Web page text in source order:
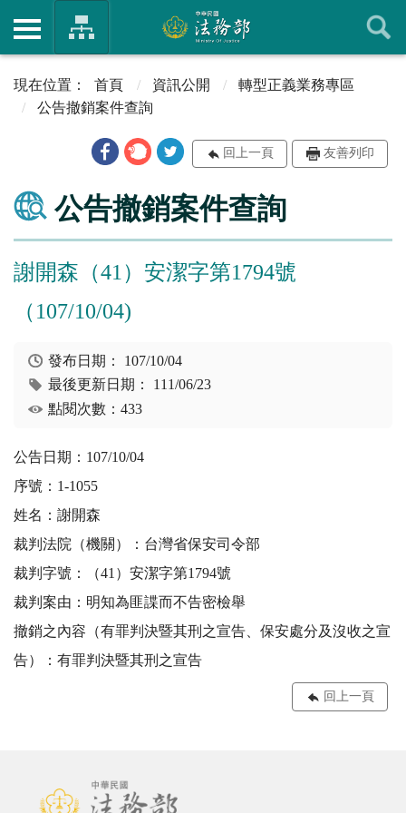
首頁 資訊公開
轉型正義業務專區
公告撤銷案件查詢
回上一頁 友善列印
公告撤銷案件查詢
謝開森（41）安潔字第1794號
（107/10/04)
發布日期： 107/10/04
最後更新日期： 111/06/23
點閱次數：433
公告日期：107/10/04
序號：1-1055
姓名：謝開森
裁判法院（機關）：台灣省保安司令部
裁判字號：（41）安潔字第1794號
裁判案由：明知為匪諜而不告密檢舉
撤銷之內容（有罪判決暨其刑之宣告、保安處分及沒收之宣
告）：有罪判決暨其刑之宣告
回上一頁